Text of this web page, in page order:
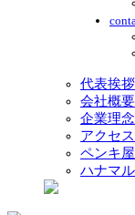
代表挨拶
会社概要
企業理念
アクセ
ペンキ
ハナマ